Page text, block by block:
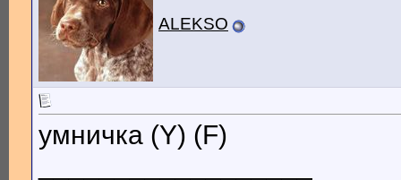
ALEKSO
умничка (Y) (F)